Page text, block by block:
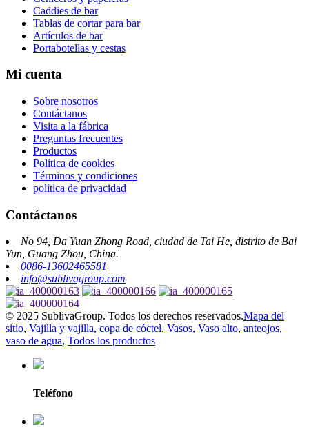
Caddies de bar
Tablas de cortar para bar
Artículos de bar
Portabotellas y cestas
Mi cuenta
Sobre nosotros
Contáctanos
Visita a la fábrica
Preguntas frecuentes
Productos
Política de cookies
Términos y condiciones
política de privacidad
Contáctanos
No 94, Da Yuan Zhong Road, ciudad de Tai He, distrito de Bai
Yun, Guang Zhou, China.
0086-13602465581
info@sublivagroup.com
© 2025 SublivaGroup. Todos los derechos reservados.Mapa del
sitio, Vajilla y vajilla, copa de cóctel, Vasos, Vaso alto, anteojos,
vaso de agua, Todos los productos
Teléfono